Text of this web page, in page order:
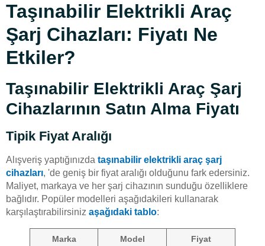
Taşınabilir Elektrikli Araç
Şarj Cihazları: Fiyatı Ne
Etkiler?
Taşınabilir Elektrikli Araç Şarj
Cihazlarının Satın Alma Fiyatı
Tipik Fiyat Aralığı
Alışveriş yaptığınızda taşınabilir elektrikli araç şarj
cihazları, 'de geniş bir fiyat aralığı olduğunu fark edersiniz.
Maliyet, markaya ve her şarj cihazının sunduğu özelliklere
bağlıdır. Popüler modelleri aşağıdakileri kullanarak
karşılaştırabilirsiniz aşağıdaki tablo:
Marka Model Fiyat